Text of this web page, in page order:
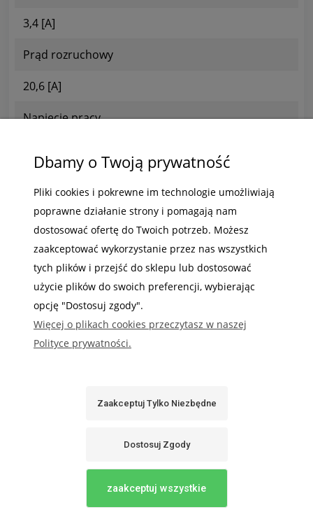
3,4 [A]
Prąd rozruchowy
20,6 [A]
Napięcie pracy
Stal ocynkowana, malowana proszkowo
Głębokość
200 mm
Szerokość
405 mm
Dbamy o Twoją prywatność
Pliki cookies i pokrewne im technologie umożliwiają
poprawne działanie strony i pomagają nam
dostosować ofertę do Twoich potrzeb. Możesz
zaakceptować wykorzystanie przez nas wszystkich
tych plików i przejść do sklepu lub dostosować
użycie plików do swoich preferencji, wybierając
opcję "Dostosuj zgody".
Więcej o plikach cookies przeczytasz w naszej
Polityce prywatności.
Zaakceptuj Tylko Niezbędne
Dostosuj Zgody
zaakceptuj wszystkie